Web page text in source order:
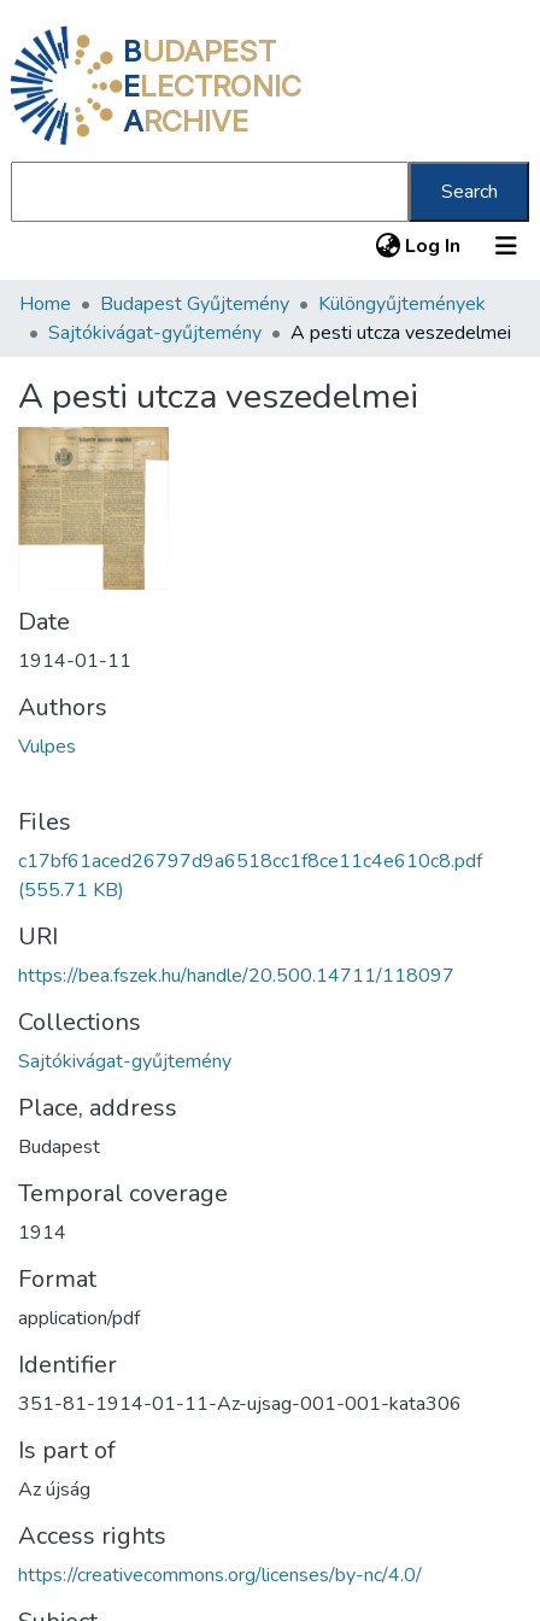
BUDAPEST
ELECTRONIC
ARCHIVE
Search
Log In (current)
Communities & Collections
Statistics
About us
Home Budapest Gyűjtemény
Különgyűjtemények
Sajtókivágat-gyűjtemény
A pesti utcza veszedelmei
A pesti utcza veszedelmei
Date
1914-01-11
Authors
Vulpes
Files
c17bf61aced26797d9a6518cc1f8ce11c4e610c8.pdf
(555.71 KB)
URI
https://bea.fszek.hu/handle/20.500.14711/118097
Collections
Sajtókivágat-gyűjtemény
Place, address
Budapest
Temporal coverage
1914
Format
application/pdf
Identifier
351-81-1914-01-11-Az-ujsag-001-001-kata306
Is part of
Az újság
Access rights
https://creativecommons.org/licenses/by-nc/4.0/